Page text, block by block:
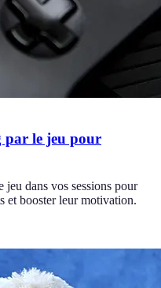
par le jeu pour
dans vos sessions pour
et booster leur motivation.